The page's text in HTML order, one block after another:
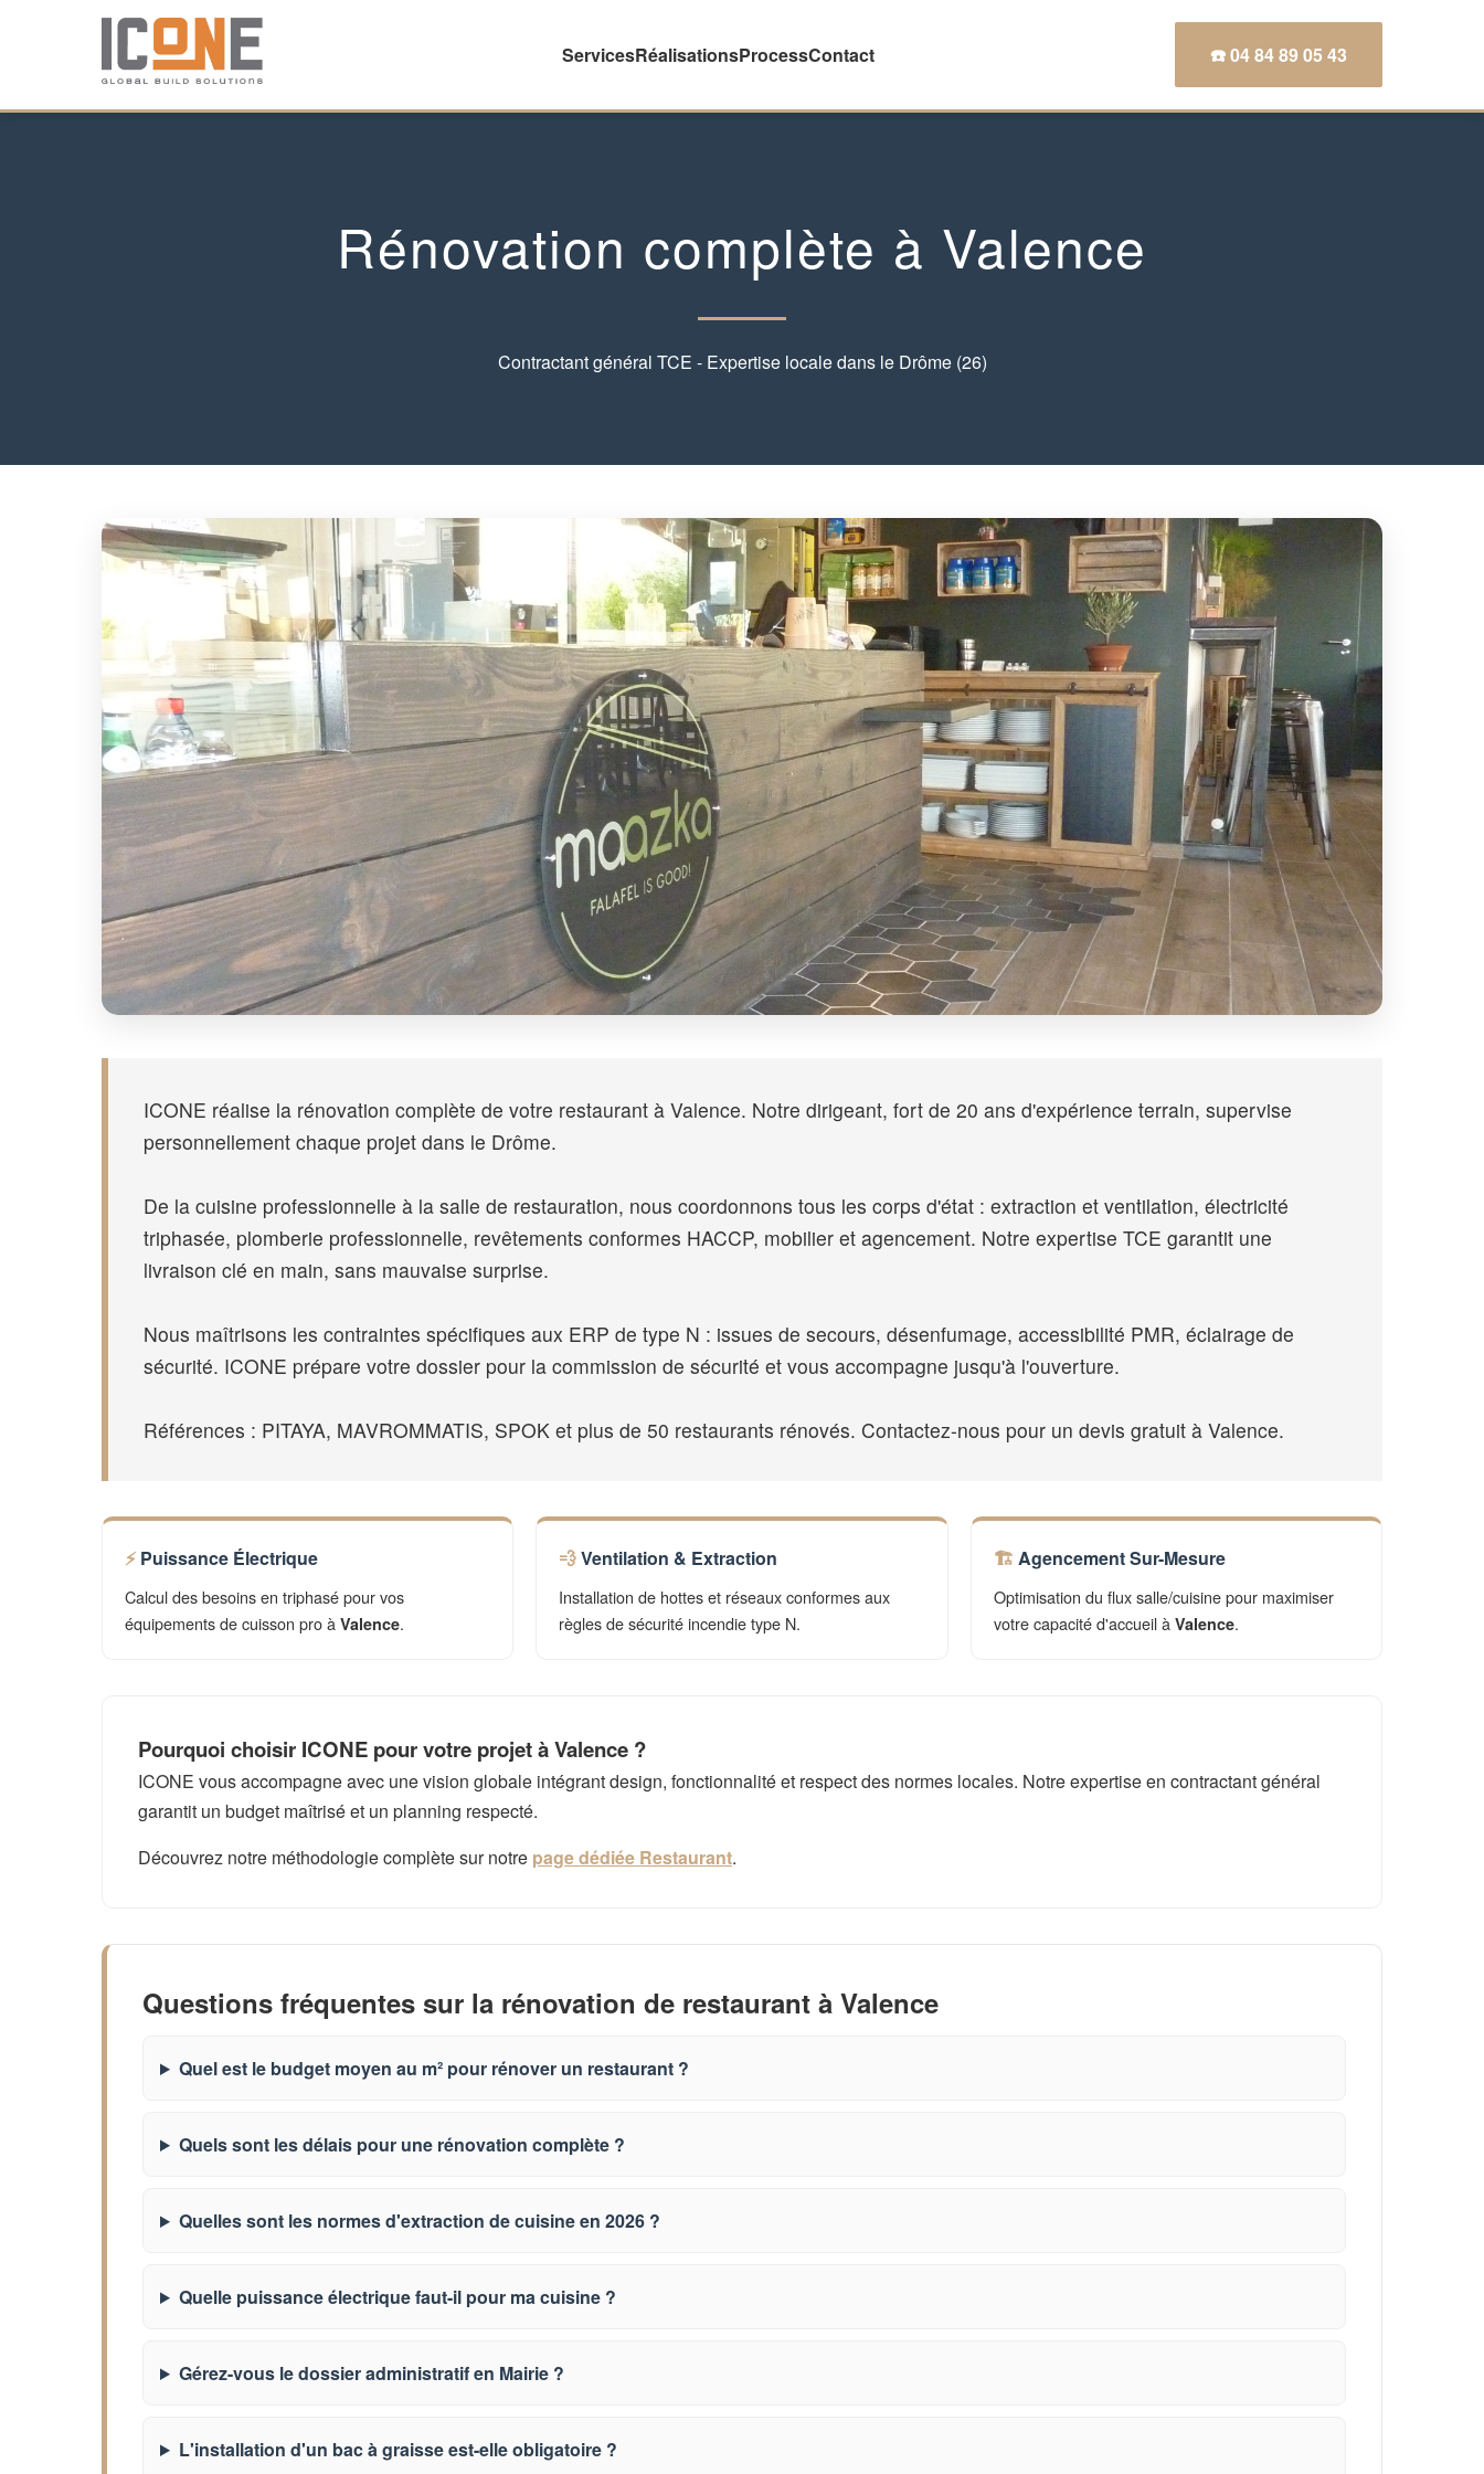
ServicesRéalisationsProcessContact ☎️ 04 84 89 05 43
Rénovation complète à Valence
Contractant général TCE - Expertise locale dans le Drôme (26)
ICONE réalise la rénovation complète de votre restaurant à Valence. Notre dirigeant, fort de 20 ans d'expérience terrain, supervise
personnellement chaque projet dans le Drôme.
De la cuisine professionnelle à la salle de restauration, nous coordonnons tous les corps d'état : extraction et ventilation, électricité
triphasée, plomberie professionnelle, revêtements conformes HACCP, mobilier et agencement. Notre expertise TCE garantit une
livraison clé en main, sans mauvaise surprise.
Nous maîtrisons les contraintes spécifiques aux ERP de type N : issues de secours, désenfumage, accessibilité PMR, éclairage de
sécurité. ICONE prépare votre dossier pour la commission de sécurité et vous accompagne jusqu'à l'ouverture.
Références : PITAYA, MAVROMMATIS, SPOK et plus de 50 restaurants rénovés. Contactez-nous pour un devis gratuit à Valence.
Puissance Électrique
Calcul des besoins en triphasé pour vos
équipements de cuisson pro à Valence.
Ventilation & Extraction
Installation de hottes et réseaux conformes aux
règles de sécurité incendie type N.
Agencement Sur-Mesure
Optimisation du flux salle/cuisine pour maximiser
votre capacité d'accueil à Valence.
Pourquoi choisir ICONE pour votre projet à Valence ?
ICONE vous accompagne avec une vision globale intégrant design, fonctionnalité et respect des normes locales. Notre expertise en contractant général
garantit un budget maîtrisé et un planning respecté.
Découvrez notre méthodologie complète sur notre page dédiée Restaurant.
Questions fréquentes sur la rénovation de restaurant à Valence
Quel est le budget moyen au m² pour rénover un restaurant ?
Quels sont les délais pour une rénovation complète ?
Quelles sont les normes d'extraction de cuisine en 2026 ?
Quelle puissance électrique faut-il pour ma cuisine ?
Gérez-vous le dossier administratif en Mairie ?
L'installation d'un bac à graisse est-elle obligatoire ?